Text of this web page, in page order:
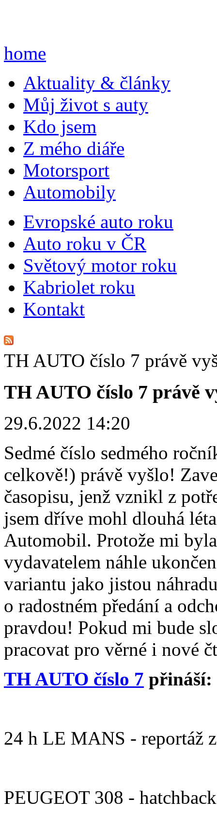
home
Aktuality & články
Můj život s auty
Kdo jsem
Z mého diáře
Motorsport
Automobily
Evropské auto roku
Auto roku v ČR
Světový motor roku
Kabriolet roku
Kontakt
TH AUTO číslo 7 právě
TH AUTO číslo 7 právě
29.6.2022 14:20
Sedmé číslo sedmého
celkově!) právě vyšlo!
časopisu, jenž vznikl z
jsem dříve mohl dlouhá
Automobil. Protože mi
vydavatelem náhle
variantu jako jistou
o radostném předání a
pravdou! Pokud mi bude
pracovat pro věrné i nové
TH AUTO číslo 7 přináší:
24 h LE MANS - reportáž
PEUGEOT 308 -